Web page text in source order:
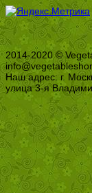
2014-2020 ©
Наш адрес: г.
улица 3-я